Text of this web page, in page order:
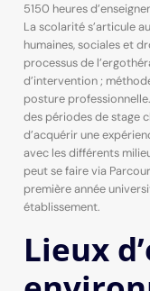
5150 heures
La scolarité s’articule
humaines, sociales et
processus de
d’intervention ;
posture
des périodes de stage
d’acquérir une
avec les différents
peut se faire via
première année
établissement.
Lieux